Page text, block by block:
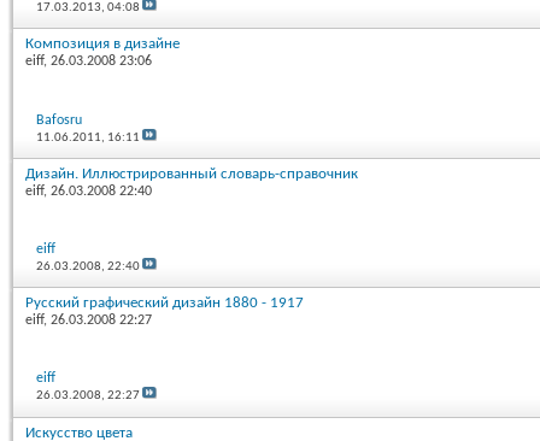
17.03.2013,04:08
Композиция в дизайне
eiff, 26.03.2008 23:06
Bafosru
11.06.2011, 16:11
Дизайн. Иллюстрированный словарь-справочник
eiff, 26.03.2008 22:40
eiff
26.03.2008,22:40
Русский графический дизайн 1880 - 1917
eiff, 26.03.2008 22:27
eiff
26.03.2008,22:27
Искусство цвета